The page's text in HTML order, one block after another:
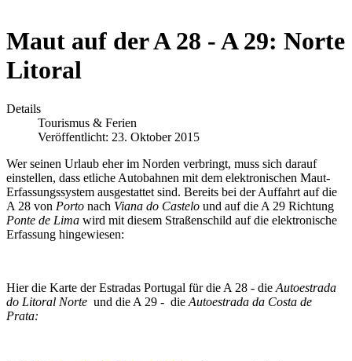
Maut auf der A 28 - A 29: Norte
Litoral
Details
Tourismus & Ferien
Veröffentlicht: 23. Oktober 2015
Wer seinen Urlaub eher im Norden verbringt, muss sich darauf
einstellen, dass etliche Autobahnen mit dem elektronischen Maut-
Erfassungssystem ausgestattet sind. Bereits bei der Auffahrt auf die
A 28 von Porto nach Viana do Castelo und auf die A 29 Richtung
Ponte de Lima wird mit diesem Straßenschild auf die elektronische
Erfassung hingewiesen:
Hier die Karte der Estradas Portugal für die A 28 - die Autoestrada
do Litoral Norte und die A 29 - die Autoestrada da Costa de
Prata: